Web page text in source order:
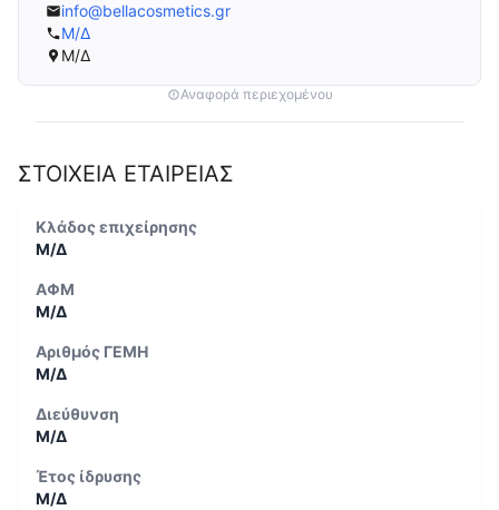
info@bellacosmetics.gr
Μ/Δ
Μ/Δ
Αναφορά περιεχομένου
ΣΤΟΙΧΕΙΑ ΕΤΑΙΡΕΙΑΣ
Κλάδος επιχείρησης
Μ/Δ
ΑΦΜ
Μ/Δ
Αριθμός ΓΕΜΗ
Μ/Δ
Διεύθυνση
Μ/Δ
Έτος ίδρυσης
Μ/Δ